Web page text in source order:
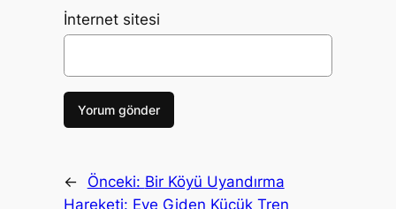
İnternet sitesi
← Önceki: Bir Köyü Uyandırma
Hareketi: Eve Giden Küçük Tren